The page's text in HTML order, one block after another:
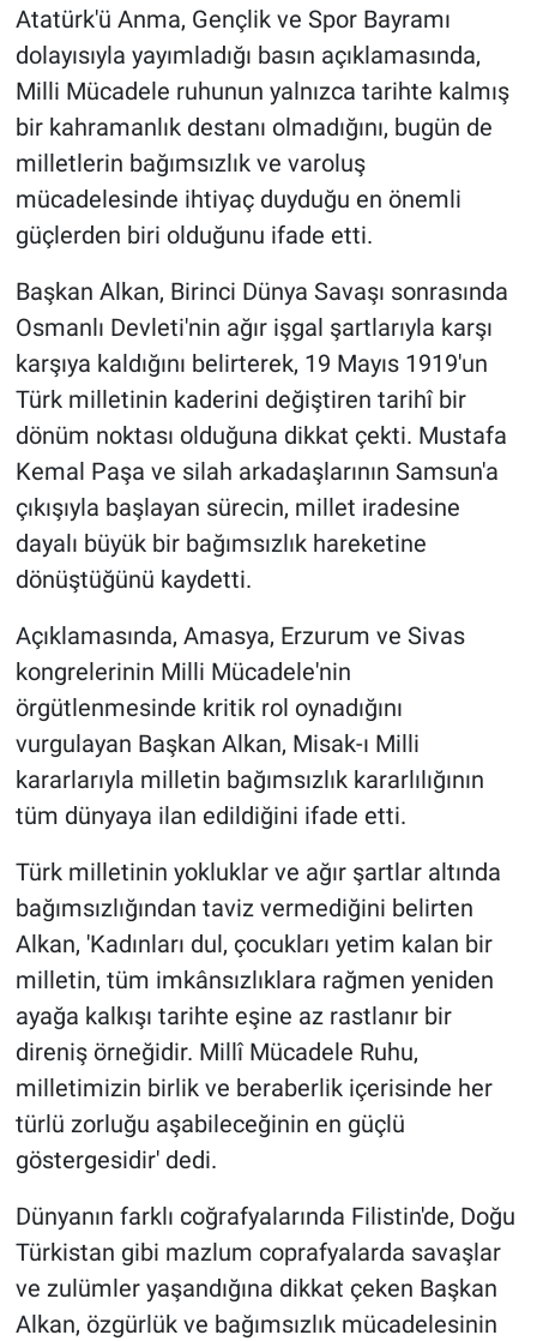
Atatürk'ü Anma, Gençlik ve Spor Bayramı
dolayısıyla yayımladığı basın açıklamasında,
Milli Mücadele ruhunun yalnızca tarihte kalmış
bir kahramanlık destanı olmadığını, bugün de
milletlerin bağımsızlık ve varoluş
mücadelesinde ihtiyaç duyduğu en önemli
güçlerden biri olduğunu ifade etti.
Başkan Alkan, Birinci Dünya Savaşı sonrasında
Osmanlı Devleti'nin ağır işgal şartlarıyla karşı
karşıya kaldığını belirterek, 19 Mayıs 1919'un
Türk milletinin kaderini değiştiren tarihî bir
dönüm noktası olduğuna dikkat çekti. Mustafa
Kemal Paşa ve silah arkadaşlarının Samsun'a
çıkışıyla başlayan sürecin, millet iradesine
dayalı büyük bir bağımsızlık hareketine
dönüştüğünü kaydetti.
Açıklamasında, Amasya, Erzurum ve Sivas
kongrelerinin Milli Mücadele'nin
örgütlenmesinde kritik rol oynadığını
vurgulayan Başkan Alkan, Misak-ı Milli
kararlarıyla milletin bağımsızlık kararlılığının
tüm dünyaya ilan edildiğini ifade etti.
Türk milletinin yokluklar ve ağır şartlar altında
bağımsızlığından taviz vermediğini belirten
Alkan, 'Kadınları dul, çocukları yetim kalan bir
milletin, tüm imkânsızlıklara rağmen yeniden
ayağa kalkışı tarihte eşine az rastlanır bir
direniş örneğidir. Millî Mücadele Ruhu,
milletimizin birlik ve beraberlik içerisinde her
türlü zorluğu aşabileceğinin en güçlü
göstergesidir' dedi.
Dünyanın farklı coğrafyalarında Filistin'de, Doğu
Türkistan gibi mazlum coprafyalarda savaşlar
ve zulümler yaşandığına dikkat çeken Başkan
Alkan, özgürlük ve bağımsızlık mücadelesinin